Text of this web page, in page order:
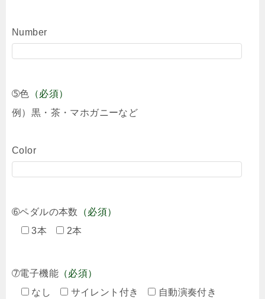
Number
➄色 （必須）
例）黒・茶・マホガニーなど
Color
➅ペダルの本数
（必須）
3本
2本
➆電子機能 （必須）
なし
サイレント付き 自動演奏付き